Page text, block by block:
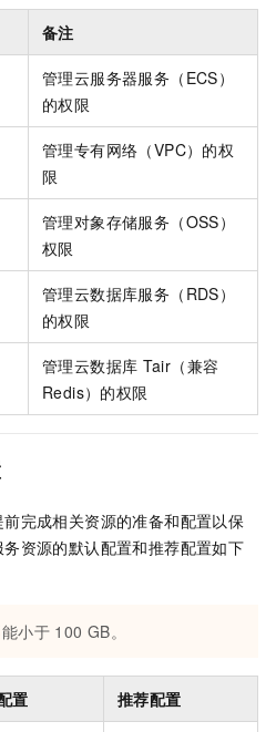
备注
管理云服务器服务（ECS）
的权限
管理专有网络（VPC）的权
限
管理对象存储服务（OSS）
权限
管理云数据库服务（RDS）
的权限
管理云数据库 Tair（兼容
Redis）的权限
完成相关资源的准备和配置以保
资源的默认配置和推荐配置如下
小于 100 GB。
置 推荐配置